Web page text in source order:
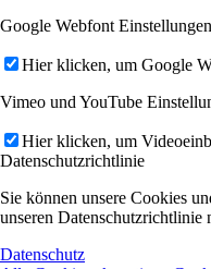
Google Webfont Einstellungen
Hier klicken, um Google
Vimeo und YouTube
Hier klicken, um
Datenschutzrichtlinie
Sie können unsere Cookies
unseren Datenschutzrichtlinie
Datenschutz